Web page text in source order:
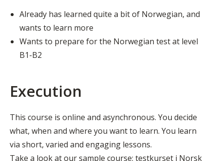
Already has learned quite a bit of Norwegian, and
wants to learn more
Wants to prepare for the Norwegian test at level
B1-B2
Execution
This course is online and asynchronous. You decide
what, when and where you want to learn. You learn
via short, varied and engaging lessons.
Take a look at our sample course: testkurset i Norsk